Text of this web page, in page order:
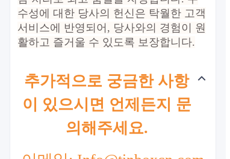
수성에 대한 당사의 헌신은 탁월한 고객
서비스에 반영되어, 당사와의 경험이 원
활하고 즐거울 수 있도록 보장합니다.
추가적으로 궁금한 사항
이 있으시면 언제든지 문
의해주세요.